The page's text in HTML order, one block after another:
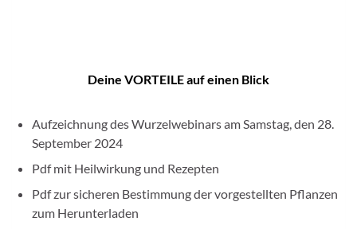
Deine VORTEILE auf einen Blick
Aufzeichnung des Wurzelwebinars am Samstag, den 28.
September 2024
Pdf mit Heilwirkung und Rezepten
Pdf zur sicheren Bestimmung der vorgestellten Pflanzen
zum Herunterladen